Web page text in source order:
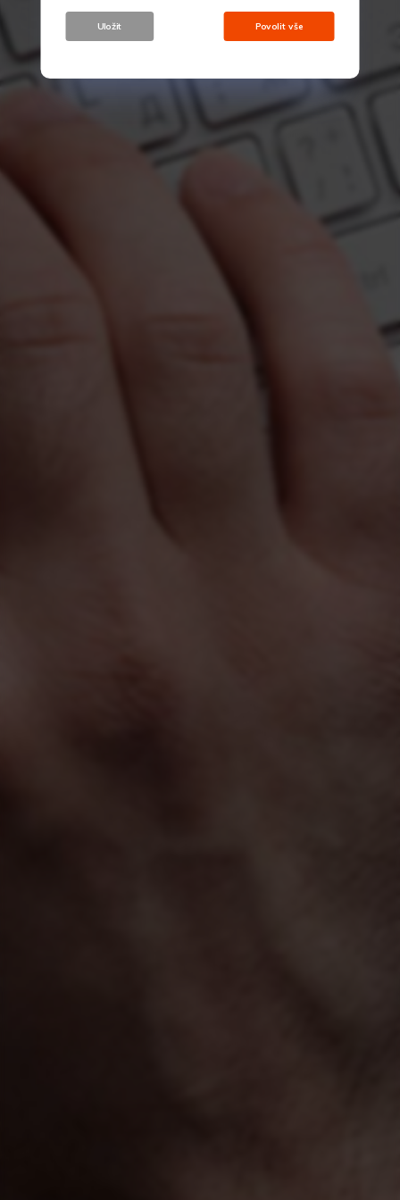
uživatelům relevantnější reklamy a
marketingové kampaně.
Uložit Povolit vše